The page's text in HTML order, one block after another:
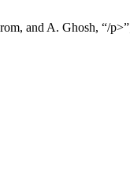
and A. Ghosh, “/